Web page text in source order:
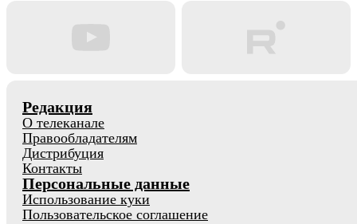
Редакция
О телеканале
Правообладателям
Дистрибуция
Контакты
Персональные данные
Использование куки
Пользовательское соглашение